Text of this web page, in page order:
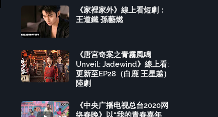
《家裡家外》線上看短劇：
王道鐵 孫藝燃
《唐宮奇案之青霧風鳴
Unveil: Jadewind》線上看:
更新至EP28（白鹿 王星越）
陸劇
《中央广播电视总台2020网
络春晚》以“我的青春嘉年